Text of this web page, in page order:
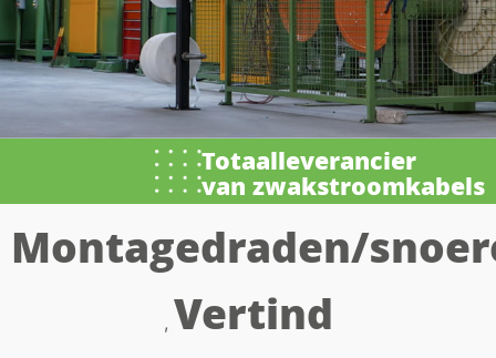
Totaalleverancier
van zwakstroomkabels
Montagedraden/
, Vertind